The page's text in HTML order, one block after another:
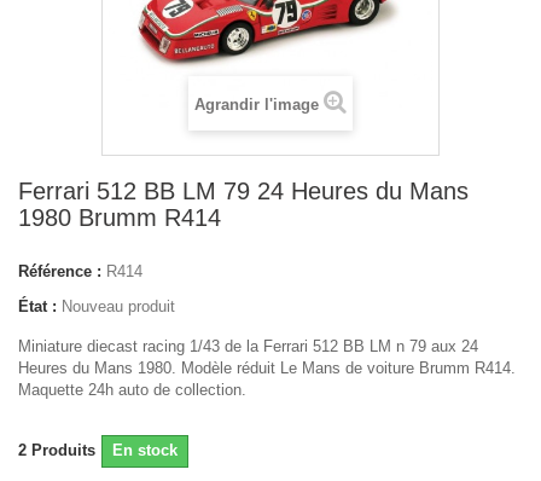
Agrandir l'image
Ferrari 512 BB LM 79 24 Heures du Mans
1980 Brumm R414
Référence : R414
État : Nouveau produit
Miniature diecast racing 1/43 de la Ferrari 512 BB LM n 79 aux 24
Heures du Mans 1980. Modèle réduit Le Mans de voiture Brumm R414.
Maquette 24h auto de collection.
2 Produits En stock